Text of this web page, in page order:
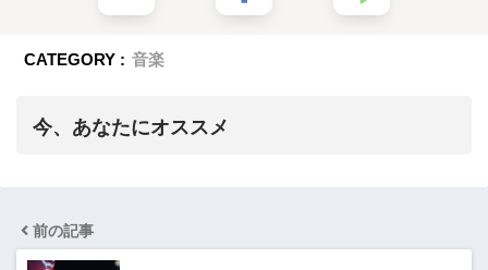
CATEGORY : 音楽
今、あなたにオススメ
前の記事